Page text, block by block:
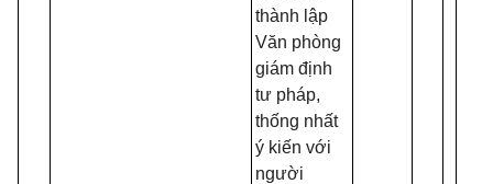
thành lập
Văn phòng
giám định
tư pháp,
thống nhất
ý kiến với
người